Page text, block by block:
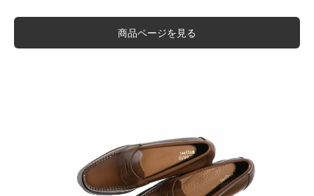
商品ページを見る